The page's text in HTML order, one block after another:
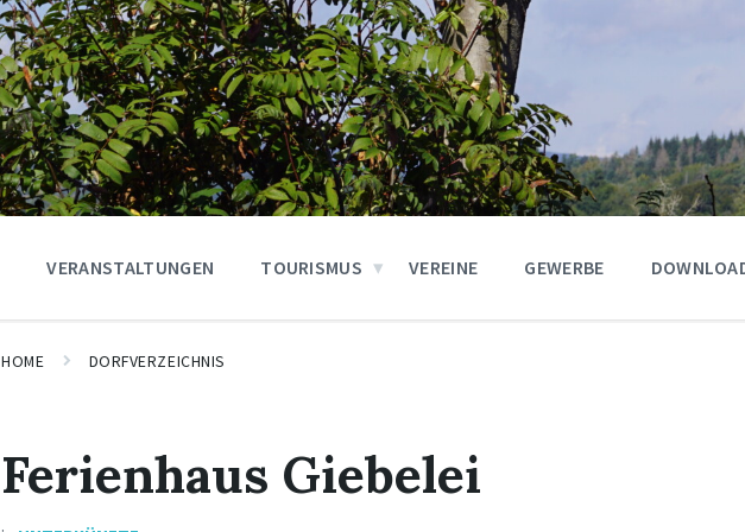
VERANSTALTUNGEN TOURISMUS VEREINE GEWERBE
HOME DORFVERZEICHNIS
Ferienhaus Giebelei